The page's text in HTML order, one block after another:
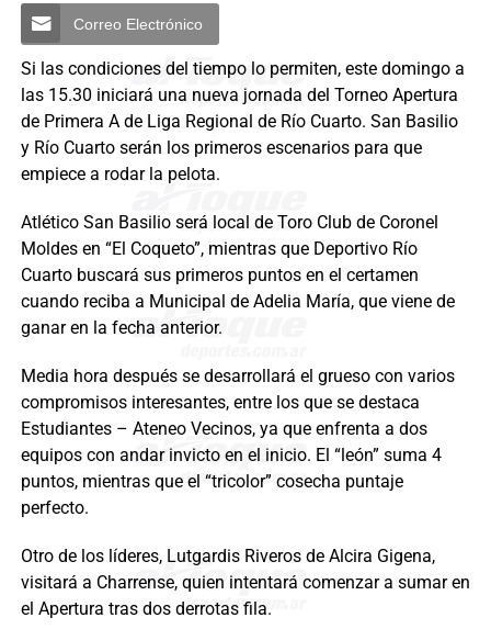
Correo Electrónico
Si las condiciones del tiempo lo permiten, este domingo a
las 15.30 iniciará una nueva jornada del Torneo Apertura
de Primera A de Liga Regional de Río Cuarto. San Basilio
y Río Cuarto serán los primeros escenarios para que
empiece a rodar la pelota.
Atlético San Basilio será local de Toro Club de Coronel
Moldes en “El Coqueto”, mientras que Deportivo Río
Cuarto buscará sus primeros puntos en el certamen
cuando reciba a Municipal de Adelia María, que viene de
ganar en la fecha anterior.
Media hora después se desarrollará el grueso con varios
compromisos interesantes, entre los que se destaca
Estudiantes – Ateneo Vecinos, ya que enfrenta a dos
equipos con andar invicto en el inicio. El “león” suma 4
puntos, mientras que el “tricolor” cosecha puntaje
perfecto.
Otro de los líderes, Lutgardis Riveros de Alcira Gigena,
visitará a Charrense, quien intentará comenzar a sumar en
el Apertura tras dos derrotas fila.